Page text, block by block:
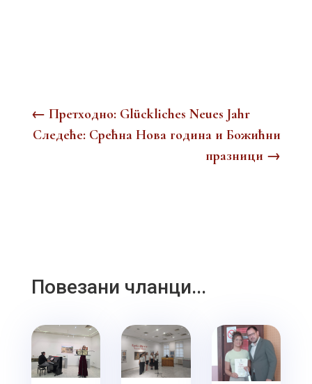
← Претходно: Glückliches Neues Jahr
Следеће: Срећна Нова година и Божићни
празници →
Повезани чланци...